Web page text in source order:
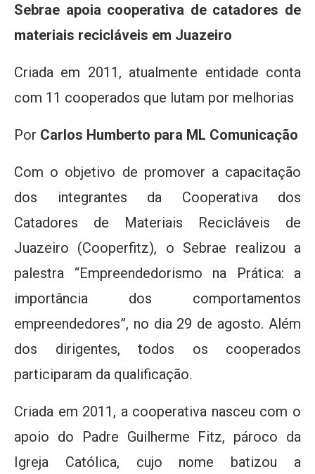
Sebrae apoia cooperativa de catadores de
materiais recicláveis em Juazeiro
Criada em 2011, atualmente entidade conta
com 11 cooperados que lutam por melhorias
Por Carlos Humberto para ML Comunicação
Com o objetivo de promover a capacitação
dos integrantes da Cooperativa dos
Catadores de Materiais Recicláveis de
Juazeiro (Cooperfitz), o Sebrae realizou a
palestra “Empreendedorismo na Prática: a
importância dos comportamentos
empreendedores”, no dia 29 de agosto. Além
dos dirigentes, todos os cooperados
participaram da qualificação.
Criada em 2011, a cooperativa nasceu com o
apoio do Padre Guilherme Fitz, pároco da
Igreja Católica, cujo nome batizou a